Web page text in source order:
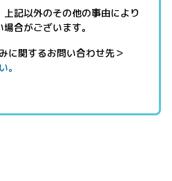
記以外のその他の事由により
合がございます。
に関するお問い合わせ先＞
。